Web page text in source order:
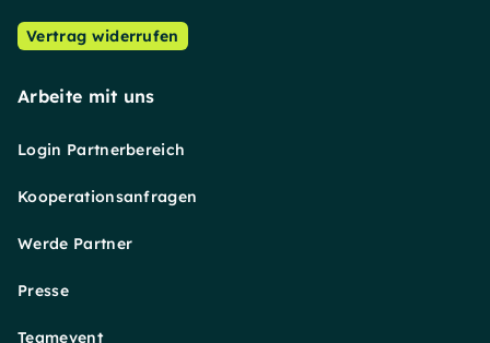
Vertrag widerrufen
Arbeite mit uns
Login Partnerbereich
Kooperationsanfragen
Werde Partner
Presse
Teamevent